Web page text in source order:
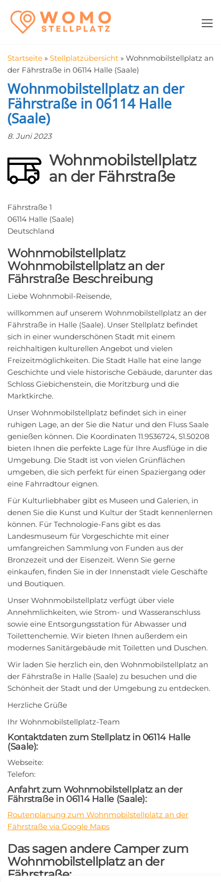
Inhalt
springen
in der Nähe
Startseite » Stellplatzübersicht » Wohnmobilstellplatz an
der Fährstraße in 06114 Halle (Saale)
Wohnmobilstellplatz an der
Fährstraße in 06114 Halle
(Saale)
8. Juni 2023
Wohnmobilstellplatz
an der Fährstraße
Fährstraße 1
06114 Halle (Saale)
Deutschland
Wohnmobilstellplatz
Wohnmobilstellplatz an der
Fährstraße Beschreibung
Liebe Wohnmobil-Reisende,
willkommen auf unserem Wohnmobilstellplatz an der
Fährstraße in Halle (Saale). Unser Stellplatz befindet
sich in einer wunderschönen Stadt mit einem
reichhaltigen kulturellen Angebot und vielen
Freizeitmöglichkeiten. Die Stadt Halle hat eine lange
Geschichte und viele historische Gebäude, darunter das
Schloss Giebichenstein, die Moritzburg und die
Marktkirche.
Unser Wohnmobilstellplatz befindet sich in einer
ruhigen Lage, an der Sie die Natur und den Fluss Saale
genießen können. Die Koordinaten 11.9536724, 51.50208
bieten Ihnen die perfekte Lage für Ihre Ausflüge in die
Umgebung. Die Stadt ist von vielen Grünflächen
umgeben, die sich perfekt für einen Spaziergang oder
eine Fahrradtour eignen.
Für Kulturliebhaber gibt es Museen und Galerien, in
denen Sie die Kunst und Kultur der Stadt kennenlernen
können. Für Technologie-Fans gibt es das
Landesmuseum für Vorgeschichte mit einer
umfangreichen Sammlung von Funden aus der
Bronzezeit und der Eisenzeit. Wenn Sie gerne
einkaufen, finden Sie in der Innenstadt viele Geschäfte
und Boutiquen.
Unser Wohnmobilstellplatz verfügt über viele
Annehmlichkeiten, wie Strom- und Wasseranschluss
sowie eine Entsorgungsstation für Abwasser und
Toilettenchemie. Wir bieten Ihnen außerdem ein
modernes Sanitärgebäude mit Toiletten und Duschen.
Wir laden Sie herzlich ein, den Wohnmobilstellplatz an
der Fährstraße in Halle (Saale) zu besuchen und die
Schönheit der Stadt und der Umgebung zu entdecken.
Herzliche Grüße
Ihr Wohnmobilstellplatz-Team
Kontaktdaten zum Stellplatz in 06114 Halle
(Saale):
Webseite:
Telefon:
Anfahrt zum Wohnmobilstellplatz an der
Fährstraße in 06114 Halle (Saale):
Routenplanung zum Wohnmobilstellplatz an der
Fährstraße via Google Maps
Das sagen andere Camper zum
Wohnmobilstellplatz an der
Fährstraße: